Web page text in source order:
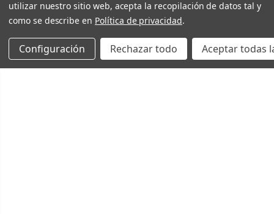
utilizar nuestro sitio web, acepta la recopilación de datos tal y
como se describe en Política de privacidad.
Configuración Rechazar todo Aceptar todas